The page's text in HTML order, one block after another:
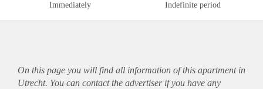
Immediately Indefinite period
On this page you will find all information of this apartmentin
Utrecht. You can contact the advertiser if you have any